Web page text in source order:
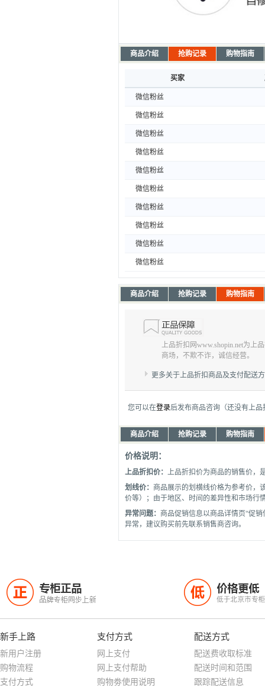
商品介绍 抢购记录 购物指南
买家
微信粉丝
微信粉丝
微信粉丝
微信粉丝
微信粉丝
微信粉丝
微信粉丝
微信粉丝
微信粉丝
微信粉丝
商品介绍 抢购记录 购物指南
上品折扣网www.shopin.net为上
商场，不欺不诈，诚信经营。
更多关于上品折扣商品及支付配送
您可以在登录后发布商品咨询（还没有上品
商品介绍 抢购记录 购物指南
价格说明：
上品折扣价： 上品折扣价为商品的销售价，
划线价： 商品展示的划横线价格为参考价，
价等）；由于地区、时间的差异性和市场行
异常问题： 商品促销信息以商品详情页“促
异常，建议购买前先联系销售商咨询。
正 专柜正品
品牌专柜同步上新
低 价格更低
低于北京市专
新手上路
新用户注册
购物流程
支付方式
支付方式
网上支付
网上支付帮助
购物劵使用说明
配送方式
配送费收取标准
配送时间和范围
跟踪配送信息